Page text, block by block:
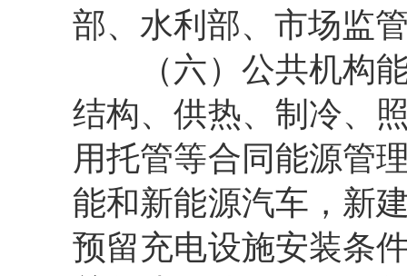
部、水利部、市场监
（六）公共机构能
结构、供热、制冷、
用托管等合同能源管
能和新能源汽车，新
预留充电设施安装条